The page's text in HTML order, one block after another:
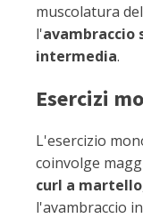
muscolatura
l'avambraccio
intermedia.
Esercizi
L'esercizio
coinvolge
curl a martello
l'avambraccio